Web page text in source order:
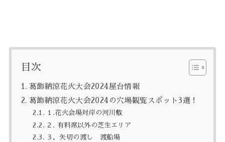
目次
葛飾納涼花火大会2024屋台情報
葛飾納涼花火大会2024の穴場観覧スポット3選！
１.花火会場対岸の河川敷
２. 有料席以外の芝生エリア
３．矢切の渡し 渡船場